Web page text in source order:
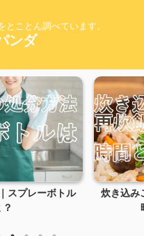
ことん調べています。
ンダ
スプレーボトル
炊き込み